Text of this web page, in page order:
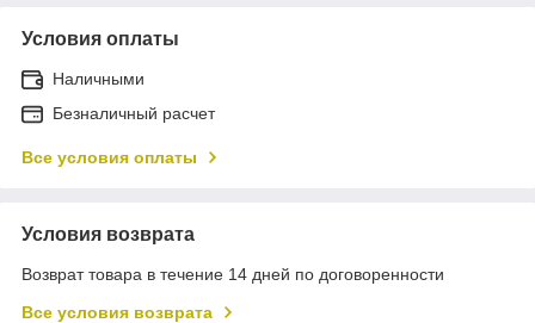
Условия оплаты
Наличными
Безналичный расчет
Все условия оплаты
Условия возврата
Возврат товара в течение 14 дней по договоренности
Все условия возврата